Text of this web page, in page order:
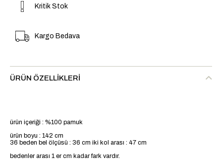
Kritik Stok
Kargo Bedava
ÜRÜN ÖZELLIKLERI
ürün içeriği : %100 pamuk
ürün boyu : 142 cm
36 beden bel ölçüsü : 36 cm iki kol arası : 47 cm
bedenler arası 1 er cm kadar fark vardır.